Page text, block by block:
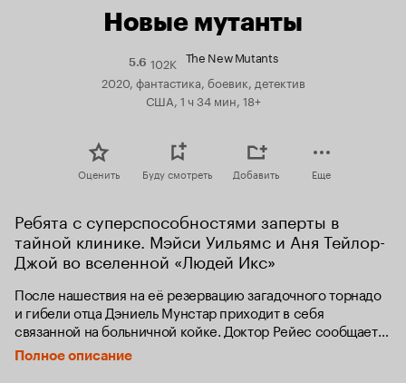
Новые мутанты
5.6Рейтинг
Кинопоиска
5.6
102K The New Mutants
2020, фантастика, боевик, детектив
США, 1 ч 34 мин, 18+
Оценить Буду смотреть Добавить Еще
Ребята с суперспособностями заперты в
тайной клинике. Мэйси Уильямс и Аня Тейлор-
Джой во вселенной «Людей Икс»
После нашествия на её резервацию загадочного торнадо
и гибели отца Дэниель Мунстар приходит в себя
связанной на больничной койке. Доктор Рейес сообщает
девушке, что она — единственная выжившая, и теперь
вместе с четырьмя подростками находится
Полное описание